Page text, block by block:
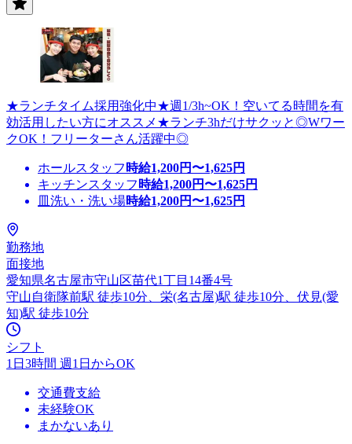
★ランチタイム採用強化中★週1/3h~OK！空いてる時間を有
効活用したい方にオススメ★ランチ3hだけサクッと◎Wワー
クOK！フリーターさん活躍中◎
ホールスタッフ 時給1,200円〜1,625円
キッチンスタッフ 時給1,200円〜1,625円
皿洗い・洗い場時給1,200円〜1,625円
勤務地
面接地
愛知県名古屋市守山区苗代1丁目14番4号
守山自衛隊前駅 徒歩10分、栄(名古屋)駅 徒歩10分、伏見(愛
知)駅 徒歩10分
シフト
1日3時間 週1日からOK
交通費支給
未経験OK
まかないあり